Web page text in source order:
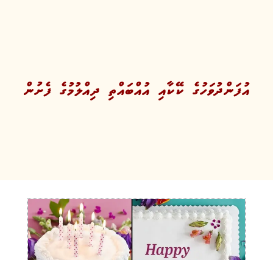
އުފަންދުވަހުގެ ކޭކާއި އުއްބައްތި ދިއްލުމުގެ ފެށުން